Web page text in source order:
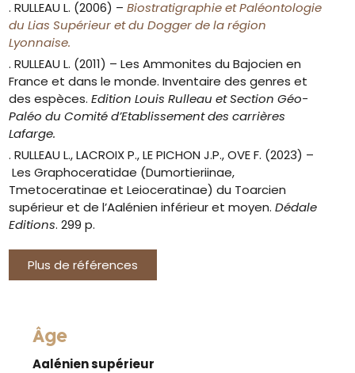
. RULLEAU L. (2006) –Biostratigraphie et Paléontologie
du Lias Supérieur et du Dogger de la région
Lyonnaise.
. RULLEAU L. (2011) – Les Ammonites du Bajocien en
France et dans le monde. Inventaire des genres et
des espèces.Edition Louis Rulleau et Section Géo-
Paléo du Comité d’Etablissement des carrières
Lafarge.
. RULLEAU L., LACROIX P., LE PICHON J.P., OVE F. (2023) –
Les Graphoceratidae (Dumortieriinae,
Tmetoceratinae et Leioceratinae) du Toarcien
supérieur et de l’Aalénien inférieur et moyen.Dédale
Editions. 299 p.
Plus de références
Âge
Aalénien supérieur